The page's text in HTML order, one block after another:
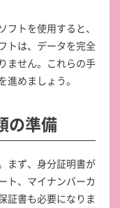
トを使用すると、
トは、データを完全
ません。これらの手
めましょう。
の準備
まず、身分証明書が
ト、マイナンバーカ
証書も必要になりま